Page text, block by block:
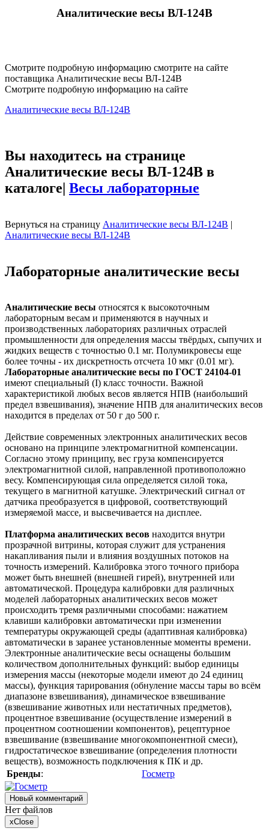
Аналитические весы ВЛ-124В
Смотрите подробную информацию смотрите на сайте
поставщика Аналитические весы ВЛ-124В
Смотрите подробную информацию на сайте
Аналитические весы ВЛ-124В
Вы находитесь на странице
Аналитические весы ВЛ-124В в
каталоге| Весы лабораторные
Вернуться на страницу Аналитические весы ВЛ-124В |
Аналитические весы ВЛ-124В
Лабораторные аналитические весы
Аналитические весы относятся к высокоточным
лабораторным весам и применяются в научных и
производственных лабораториях различных отраслей
промышленности для определения массы твёрдых, сыпучих и
жидких веществ с точностью 0.1 мг. Полумикровесы еще
более точны - их дискретность отсчета 10 мкг (0.01 мг).
Лабораторные аналитические весы по ГОСТ 24104-01
имеют специальный (I) класс точности. Важной
характеристикой любых весов является НПВ (наибольший
предел взвешивания), значение НПВ для аналитических весов
находится в пределах от 50 г до 500 г.
Действие современных электронных аналитических весов
основано на принципе электромагнитной компенсации.
Согласно этому принципу, вес груза компенсируется
электромагнитной силой, направленной противоположно
весу. Компенсирующая сила определяется силой тока,
текущего в магнитной катушке. Электрический сигнал от
датчика преобразуется в цифровой, соответствующий
измеряемой массе, и высвечивается на дисплее.
Платформа аналитических весов находится внутри
прозрачной витрины, которая служит для устранения
накапливания пыли и влияния воздушных потоков на
точность измерений. Калибровка этого точного прибора
может быть внешней (внешней гирей), внутренней или
автоматической. Процедура калибровки для различных
моделей лабораторных аналитических весов может
происходить тремя различными способами: нажатием
клавиши калибровки автоматически при изменении
температуры окружающей среды (адаптивная калибровка)
автоматически в заранее установленные моменты времени.
Электронные аналитические весы оснащены большим
количеством дополнительных функций: выбор единицы
измерения массы (некоторые модели имеют до 24 единиц
массы), функция тарирования (обнуление массы тары во всём
диапазоне взвешивания), динамическое взвешивание
(взвешивание животных или нестатичных предметов),
процентное взвешивание (осуществление измерений в
процентном соотношении компонентов), рецептурное
взвешивание (взвешивание многокомпонентной смеси),
гидростатическое взвешивание (определения плотности
веществ), возможность подключения к ПК и др.
Бренды: Госметр
Новый комментарий
Нет файлов
xClose